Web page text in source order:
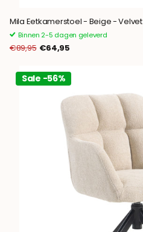
Mila Eetkamerstoel - Beige - Velvet
Binnen 2-5 dagen geleverd
€89,95 €64,95
Sale -56%